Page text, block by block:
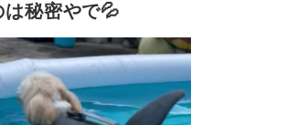
秘密やで💦